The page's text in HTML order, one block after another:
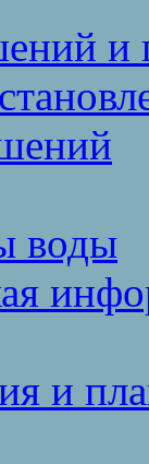
и
воды
и